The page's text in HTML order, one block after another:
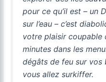
pour ce qu’il est – un
sur l’eau – c’est
votre plaisir coupable
minutes dans les
dégâts de feu sur vos
vous allez surkiffer.